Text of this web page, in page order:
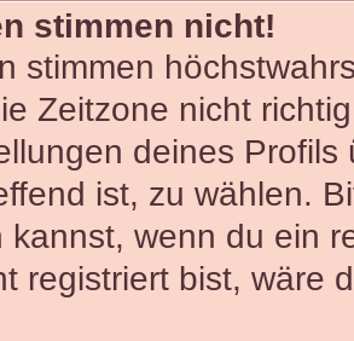
stimmen nicht!
stimmen
Zeitzone nicht
deines
ist, zu wählen.
kannst, wenn du ein
registriert bist, wäre